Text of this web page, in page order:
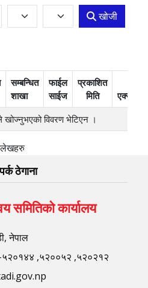
खोजी
सम्बन्धित
शाखा
फाईल
साईज
प्रकाशित
मिति
एक्सन
खोज्‍नुभएको विवरण भेटिएन ।
ठेगाना
समितिको कार्यालय
नेपाल
,५२००५२ ,५२०२१२